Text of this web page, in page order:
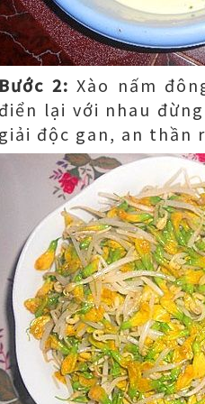
Bước 2:Xào nấm
điển lại với nhau
giải độc gan, an thần